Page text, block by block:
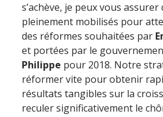
s’achève, je peux vous
pleinement mobilisés pour
des réformes souhaitées par
et portées par le
Philippe pour 2018. Notre
réformer vite pour obtenir
résultats tangibles sur la
reculer significativement le